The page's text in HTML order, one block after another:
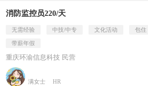
消防监控员220/天
无需经验 中技/中专 文化活动 包住
带薪年假
重庆环渝信息科技 民营
满女士 HR